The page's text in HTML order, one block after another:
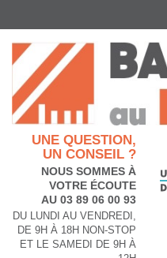
UNE QUESTION,
UN CONSEIL ?
NOUS SOMMES À
VOTRE ÉCOUTE
AU 03 89 06 00 93
DU LUNDI AU VENDREDI,
DE 9H À 18H NON-STOP
ET LE SAMEDI DE 9H À